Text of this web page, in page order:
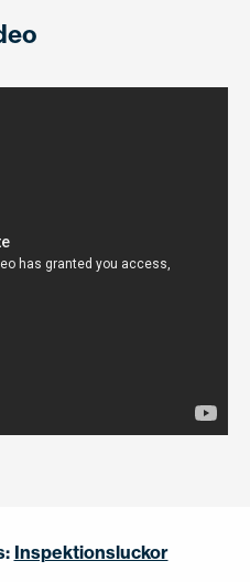
Inspektionsluckor